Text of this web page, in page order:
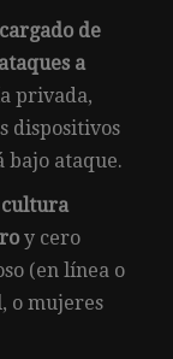
de
a
privada,
dispositivos
bajo ataque.
cultura
y cero
(en línea o
o mujeres